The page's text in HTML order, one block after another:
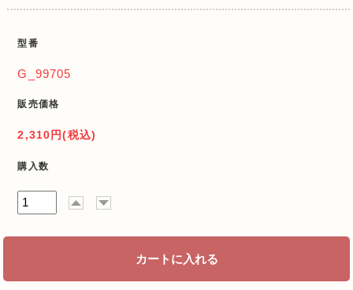
型番
G_99705
販売価格
2,310円(税込)
購入数